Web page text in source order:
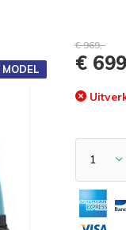
€ 969,-
€